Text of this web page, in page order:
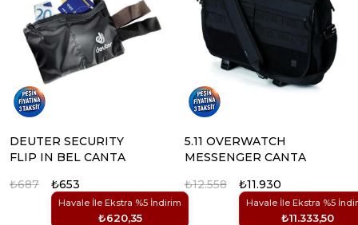
DEUTER SECURITY
FLIP IN BEL CANTA
₺653
Havale İle Ekstra %5 İndirim
₺620,35
₺687
5.11 OVERWATCH
MESSENGER CANTA
₺11.930
Havale İle Ekstra %5
₺11.333,50
₺12.558